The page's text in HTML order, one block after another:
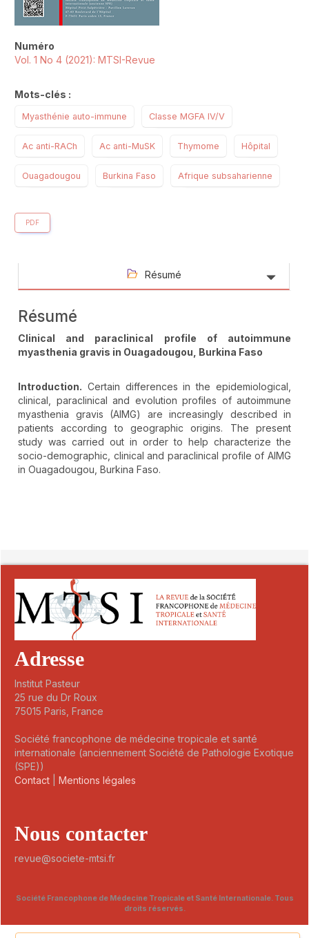
Numéro
Vol. 1 No 4 (2021): MTSI-Revue
Mots-clés :
Myasthénie auto-immune Classe MGFA IV/V
Ac anti-RACh Ac anti-MuSK Thymome Hôpital
Ouagadougou Burkina Faso Afrique subsaharienne
PDF
Résumé
Résumé
Clinical and paraclinical profile of autoimmune
myasthenia gravis in Ouagadougou, Burkina Faso
Introduction. Certain differences in the epidemiological,
clinical, paraclinical and evolution profiles of autoimmune
myasthenia gravis (AIMG) are increasingly described in
patients according to geographic origins. The present
study was carried out in order to help characterize the
socio-demographic, clinical and paraclinical profile of AIMG
in Ouagadougou, Burkina Faso.
Adresse
Institut Pasteur
25 rue du Dr Roux
75015 Paris, France
Société francophone de médecine tropicale et santé
internationale (anciennement Société de Pathologie Exotique
(SPE))
Contact
Mentions légales
Nous contacter
revue@societe-mtsi.fr
Société Francophone de Médecine Tropicale et Santé Internationale. Tous
droits réservés.